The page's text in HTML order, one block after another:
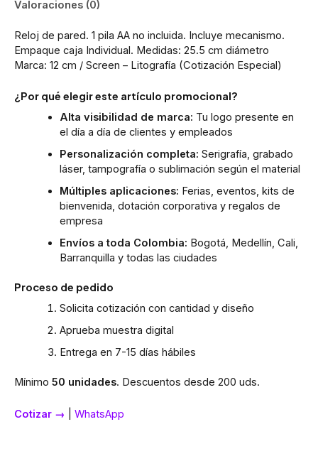
Valoraciones (0)
Reloj de pared. 1 pila AA no incluida. Incluye mecanismo.
Empaque caja Individual. Medidas: 25.5 cm diámetro
Marca: 12 cm / Screen – Litografía (Cotización Especial)
¿Por qué elegir este artículo promocional?
Alta visibilidad de marca: Tu logo presente en
el día a día de clientes y empleados
Personalización completa: Serigrafía, grabado
láser, tampografía o sublimación según el material
Múltiples aplicaciones: Ferias, eventos, kits de
bienvenida, dotación corporativa y regalos de
empresa
Envíos a toda Colombia: Bogotá, Medellín, Cali,
Barranquilla y todas las ciudades
Proceso de pedido
Solicita cotización con cantidad y diseño
Aprueba muestra digital
Entrega en 7-15 días hábiles
Mínimo 50 unidades. Descuentos desde 200 uds.
Cotizar → WhatsApp